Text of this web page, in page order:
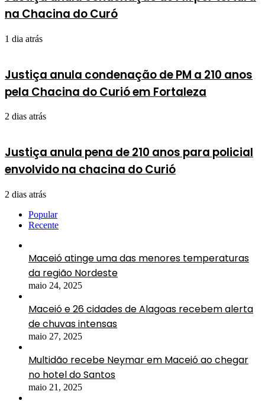
na Chacina do Curó
1 dia atrás
Justiça anula condenação de PM a 210 anos
pela Chacina do Curió em Fortaleza
2 dias atrás
Justiça anula pena de 210 anos para policial
envolvido na chacina do Curió
2 dias atrás
Popular
Recente
Maceió atinge uma das menores temperaturas
da região Nordeste
maio 24, 2025
Maceió e 26 cidades de Alagoas recebem alerta
de chuvas intensas
maio 27, 2025
Multidão recebe Neymar em Maceió ao chegar
no hotel do Santos
maio 21, 2025